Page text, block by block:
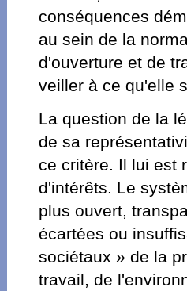
conséquences
au sein de la
d'ouverture et de
veiller à ce qu'elle
La question de la
de sa
ce critère. Il lui est
d'intérêts. Le
plus ouvert,
écartées ou
sociétaux » de la
travail, de